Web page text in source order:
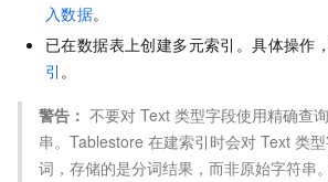
入数据。
已在数据表上创建多元索引。具体操作
引 。
警告： 不要对 Text 类型字段使用精确查
串。Tablestore 在建索引时会对 Text 类
词，存储的是分词结果，而非原始字符串